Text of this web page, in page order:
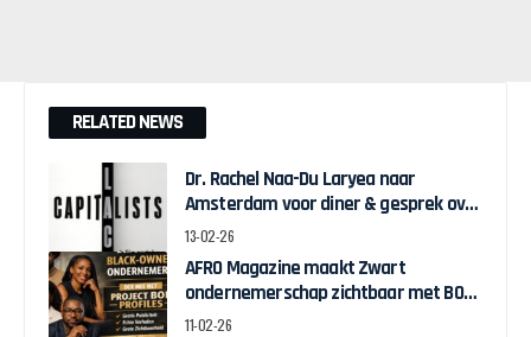
RELATED NEWS
Dr. Rachel Naa-Du Laryea naar
Amsterdam voor diner & gesprek over
Black Economic Empowerment
13-02-26
AFRO Magazine maakt Zwart
ondernemerschap zichtbaar met BOB
Profiles
11-02-26